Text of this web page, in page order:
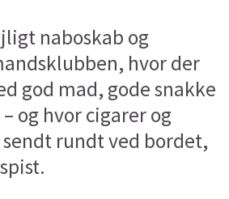
naboskab og
hvor der
god mad, gode snakke
og hvor cigarer og
rundt ved bordet,